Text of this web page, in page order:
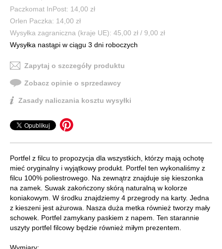
Paczkomat InPost: 14,00 zł
Orlen Paczka: 14,00 zł
Wysyłka zagraniczna (kraje UE): 45,00 zł / 9,00 zł
Wysyłka nastąpi w ciągu 3 dni roboczych
Zapytaj o szczegóły produktu
Zobacz opinie o sprzedawcy
Zasady naliczania kosztu wysyłki
Portfel z filcu to propozycja dla wszystkich, którzy mają ochotę
mieć oryginalny i wyjątkowy produkt. Portfel ten wykonaliśmy z
filcu 100% poliestrowego. Na zewnątrz znajduje się kieszonka
na zamek. Suwak zakończony skórą naturalną w kolorze
koniakowym. W środku znajdziemy 4 przegrody na karty. Jedna
z kieszeni jest ażurowa. Nasza duża metka również tworzy mały
schowek. Portfel zamykany paskiem z napem. Ten starannie
uszyty portfel filcowy będzie również miłym prezentem.